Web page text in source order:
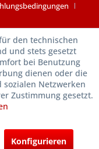
den technischen
und stets gesetzt
bei Benutzung
dienen oder die
Netzwerken
Zustimmung gesetzt.
Konfigurieren